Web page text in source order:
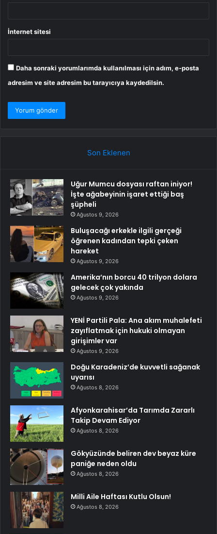
İnternet sitesi
Daha sonraki yorumlarımda kullanılması için adım, e-posta
adresim ve site adresim bu tarayıcıya kaydedilsin.
Son Eklenen
Uğur Mumcu dosyası raftan iniyor!
İşte ağabeyinin işaret ettiği baş
şüpheli
Ağustos 9, 2026
Buluşacağı erkekle ilgili gerçeği
öğrenen kadından tepki çeken
hareket
Ağustos 9, 2026
Amerika’nın borcu 40 trilyon dolara
gelecek çok yakında
Ağustos 9, 2026
YENİ Partili Pala: Ana akım muhalefeti
zayıflatmak için hukuki olmayan
girişimler var
Ağustos 9, 2026
Doğu Karadeniz’de kuvvetli sağanak
uyarısı
Ağustos 8, 2026
Afyonkarahisar’da Tarımda Zararlı
Takip Devam Ediyor
Ağustos 8, 2026
Gökyüzünde beliren dev beyaz küre
paniğe neden oldu
Ağustos 8, 2026
Milli Aile Haftası Kutlu Olsun!
Ağustos 8, 2026